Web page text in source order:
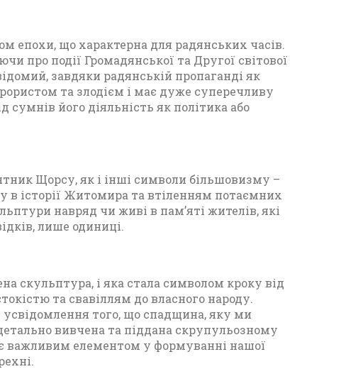
епохи, що характерна для радянських часів.
про події Громадянської та Другої світової
завдяки радянській пропаганді як
та злодієм і має дуже суперечливу
сумнів його діяльність як політика або
Щорсу, як і інші символи більшовизму –
історії Житомира та втіленням потаємних
навряд чи живі в пам’яті жителів, які
лише одиниці.
скульптура, і яка стала символом кроку від
та свавіллям до власного народу.
того, що спадщина, яку ми
вивчена та піддана скрупульозному
важливим елементом у формуванні нашої